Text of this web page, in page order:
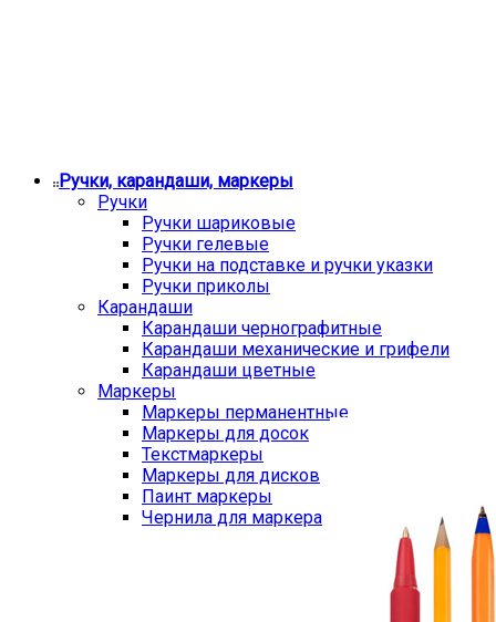
Ручки, карандаши, маркеры
Ручки
Ручки шариковые
Ручки гелевые
Ручки на подставке и ручки указки
Ручки приколы
Карандаши
Карандаши чернографитные
Карандаши механические и грифели
Карандаши цветные
Маркеры
Маркеры перманентные
Маркеры для досок
Текстмаркеры
Маркеры для дисков
Паинт маркеры
Чернила для маркера